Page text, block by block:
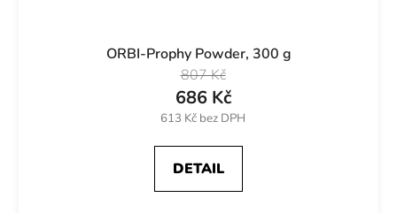
ORBI-Prophy Powder, 300 g
613 Kč bez DPH
686 Kč
807 Kč
DETAIL